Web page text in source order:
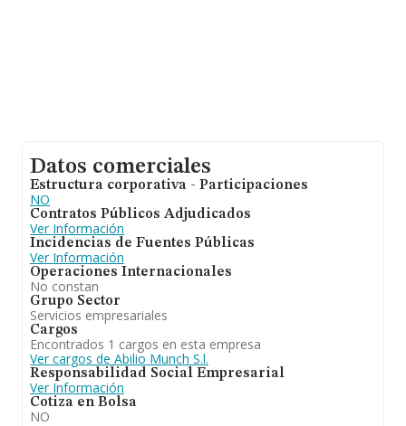
Datos comerciales
Estructura corporativa - Participaciones
NO
Contratos Públicos Adjudicados
Ver Información
Incidencias de Fuentes Públicas
Ver Información
Operaciones Internacionales
No constan
Grupo Sector
Servicios empresariales
Cargos
Encontrados 1 cargos en esta empresa
Ver cargos de Abilio Munch S.l.
Responsabilidad Social Empresarial
Ver Información
Cotiza en Bolsa
NO